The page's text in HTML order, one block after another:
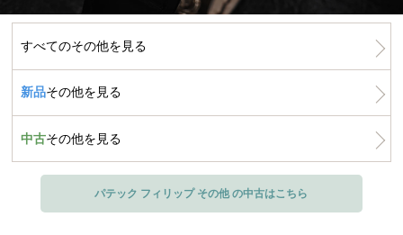
すべてのその他を見る
新品その他を見る
中古その他を見る
パテック フィリップ その他 の中古はこちら